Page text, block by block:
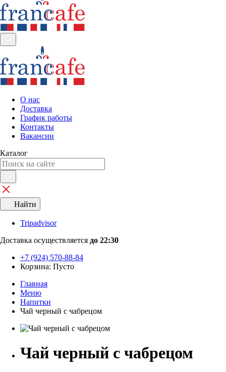
О нас
Доставка
График работы
Контакты
Вакансии
Каталог
Найти
Tripadvisor
Доставка осуществляется до 22:30
+7 (924) 570-88-84
Корзина: Пусто
Главная
Меню
Напитки
Чай черный с чабрецом
Чай черный с чабрецом